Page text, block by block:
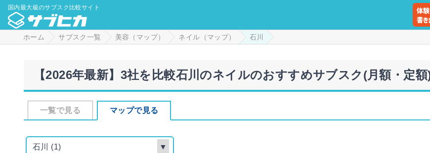
国内最大級のサブスク比較サイト
ホーム サブスク一覧 美容（マップ） ネイル（マップ） 石川
【2026年最新】3社を比較石川のネイルのおすすめサブスク(月額・定
一覧で見る マップで見る
石川 (1) ▼